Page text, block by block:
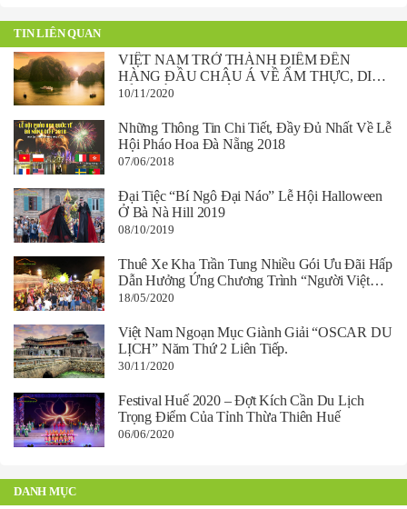
TIN LIÊN QUAN
VIỆT NAM TRỞ THÀNH ĐIỂM ĐẾN
HÀNG ĐẦU CHÂU Á VỀ ẨM THỰC, DI
SẢN VÀ VĂN HÓA.
10/11/2020
Những Thông Tin Chi Tiết, Đầy Đủ Nhất Về Lễ
Hội Pháo Hoa Đà Nẵng 2018
07/06/2018
Đại Tiệc “Bí Ngô Đại Náo” Lễ Hội Halloween
Ở Bà Nà Hill 2019
08/10/2019
Thuê Xe Kha Trần Tung Nhiều Gói Ưu Đãi Hấp
Dẫn Hưởng Ứng Chương Trình “Người Việt
Nam Đi Du Lịch Việt Nam”
18/05/2020
Việt Nam Ngoạn Mục Giành Giải “OSCAR DU
LỊCH” Năm Thứ 2 Liên Tiếp.
30/11/2020
Festival Huế 2020 – Đợt Kích Cần Du Lịch
Trọng Điểm Của Tỉnh Thừa Thiên Huế
06/06/2020
DANH MỤC